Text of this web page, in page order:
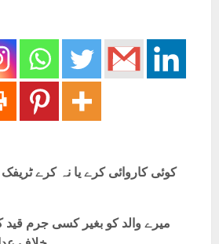
کوئی کاروائی کرے یا نہ کرے
میرے والد کو بغیر کسی جرم